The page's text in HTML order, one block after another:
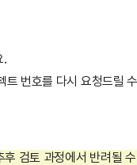
.
트 번호를 다시 요청드릴
검토 과정에서 반려될